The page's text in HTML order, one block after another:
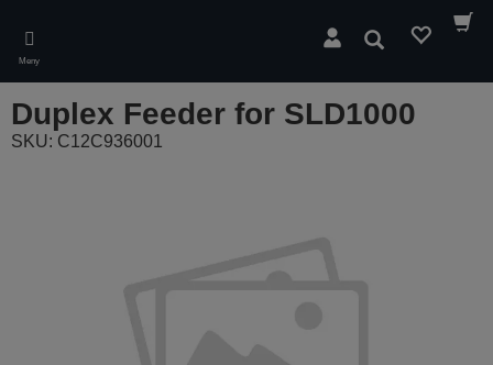
main
content
Meny
Sök
Duplex Feeder for SLD1000
SKU: C12C936001